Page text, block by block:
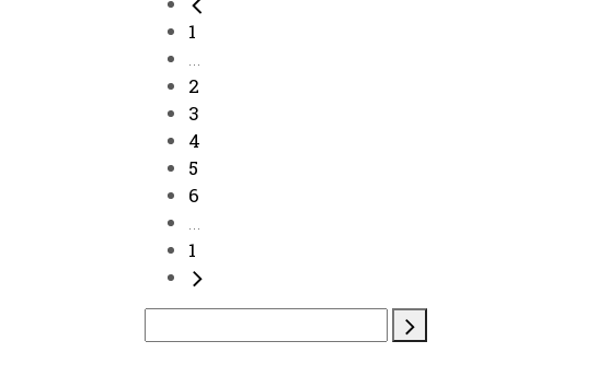
1
...
2
3
4
5
6
...
1